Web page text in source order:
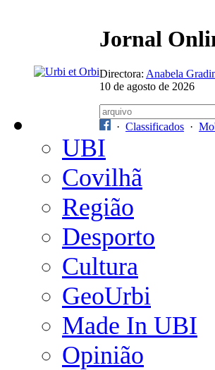
Jornal
Directora: Anabela
10 de agosto de 2026
· Classificados ·
UBI
Covilhã
Região
Desporto
Cultura
GeoUrbi
Made In UBI
Opinião